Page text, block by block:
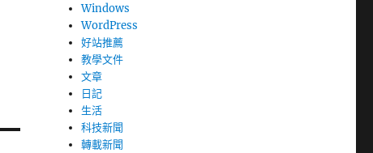
Windows
WordPress
好站推薦
教學文件
文章
日記
生活
科技新聞
轉載新聞